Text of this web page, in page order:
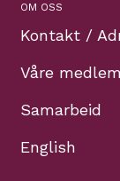
OM OSS
Kontakt /
Våre
Samarbeid
English